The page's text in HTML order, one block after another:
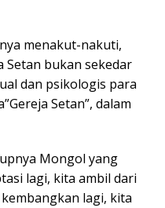
menakut-nakuti,
bukan sekedar
dan psikologis para
Setan”, dalam
Mongol yang
lagi, kita ambil dari
lagi, kita